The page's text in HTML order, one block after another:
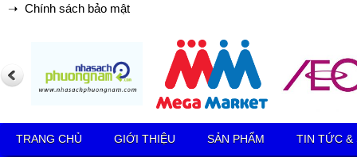
➝ Chính sách bảo mật
TRANG CHỦ GIỚI THIỆU SẢN PHẨM TIN TỨC &